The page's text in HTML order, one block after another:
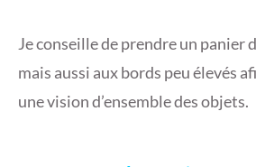
Je conseille de prendre un panier
mais aussi aux bords peu élevés
une vision d’ensemble des objets.